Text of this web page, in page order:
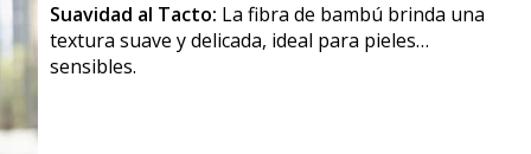
Suavidad al Tacto: La fibra de bambú brinda una
textura suave y delicada, ideal para pieles
sensibles.